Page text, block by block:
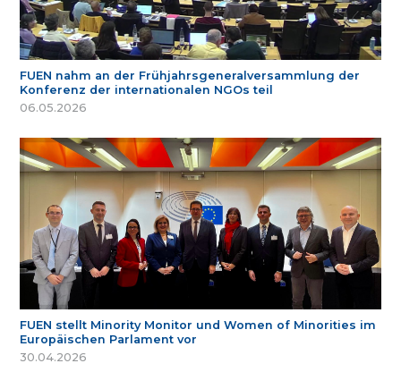
FUEN nahm an der Frühjahrsgeneralversammlung der
Konferenz der internationalen NGOs teil
06.05.2026
FUEN stellt Minority Monitor und Women of Minorities im
Europäischen Parlament vor
30.04.2026